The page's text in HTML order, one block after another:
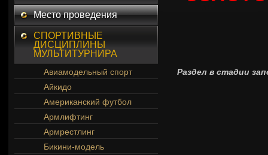
Место проведения
СПОРТИВНЫЕ
ДИСЦИПЛИНЫ
МУЛЬТИТУРНИРА
Авиамодельный спорт
Айкидо
Американский футбол
Армлифтинг
Армрестлинг
Бикини-модель
Раздел в стадии